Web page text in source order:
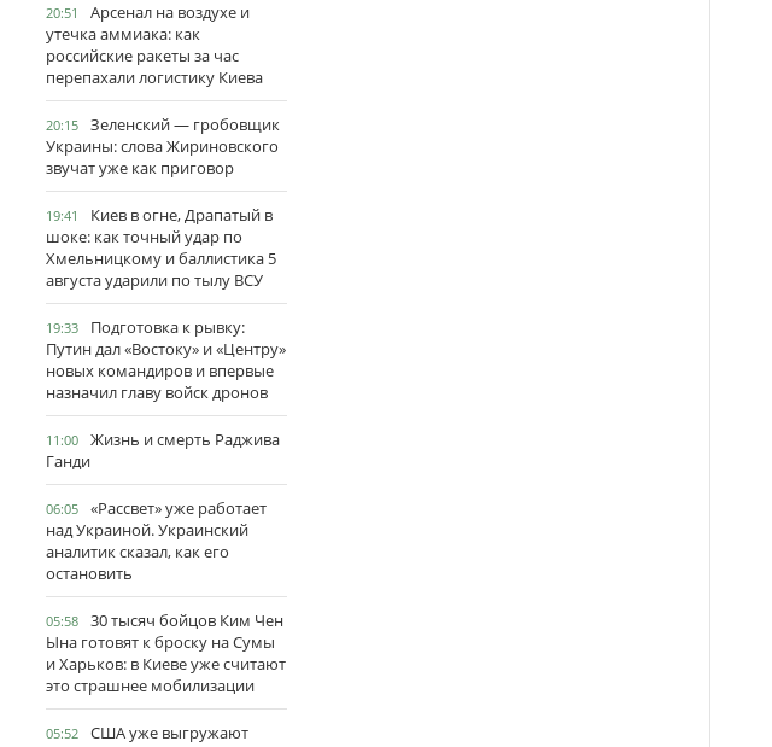
20:51
Арсенал на воздухе и
утечка аммиака: как
российские ракеты за час
перепахали логистику Киева
20:15
Зеленский — гробовщик
Украины: слова Жириновского
звучат уже как приговор
19:41
Киев в огне, Драпатый в
шоке: как точный удар по
Хмельницкому и баллистика 5
августа ударили по тылу ВСУ
19:33
Подготовка к рывку:
Путин дал «Востоку» и «Центру»
новых командиров и впервые
назначил главу войск дронов
11:00
Жизнь и смерть Раджива
Ганди
06:05
«Рассвет» уже работает
над Украиной. Украинский
аналитик сказал, как его
остановить
05:58
30 тысяч бойцов Ким Чен
Ына готовят к броску на Сумы
и Харьков: в Киеве уже считают
это страшнее мобилизации
05:52
США уже выгружают